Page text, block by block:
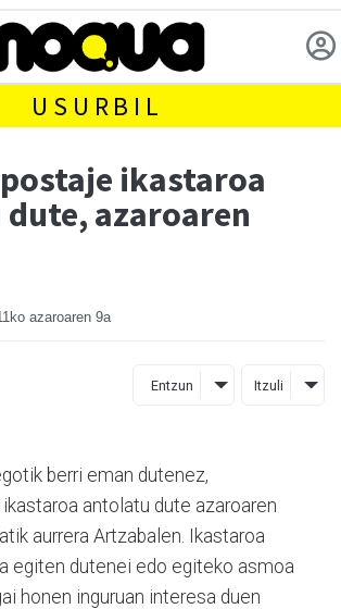
USURBIL
ikastaroa
azaroaren
azaroaren 9a
Entzun Itzuli
berri eman dutenez,
antolatu dute azaroaren
aurrera Artzabalen. Ikastaroa
egiten dutenei edo egiteko asmoa
honen inguruan interesa duen